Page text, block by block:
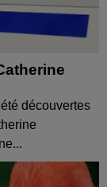
découvertes